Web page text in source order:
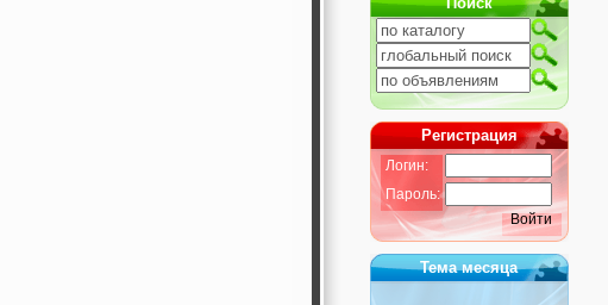
Регистрация
Логин:
Пароль:
Войти
Тема месяца